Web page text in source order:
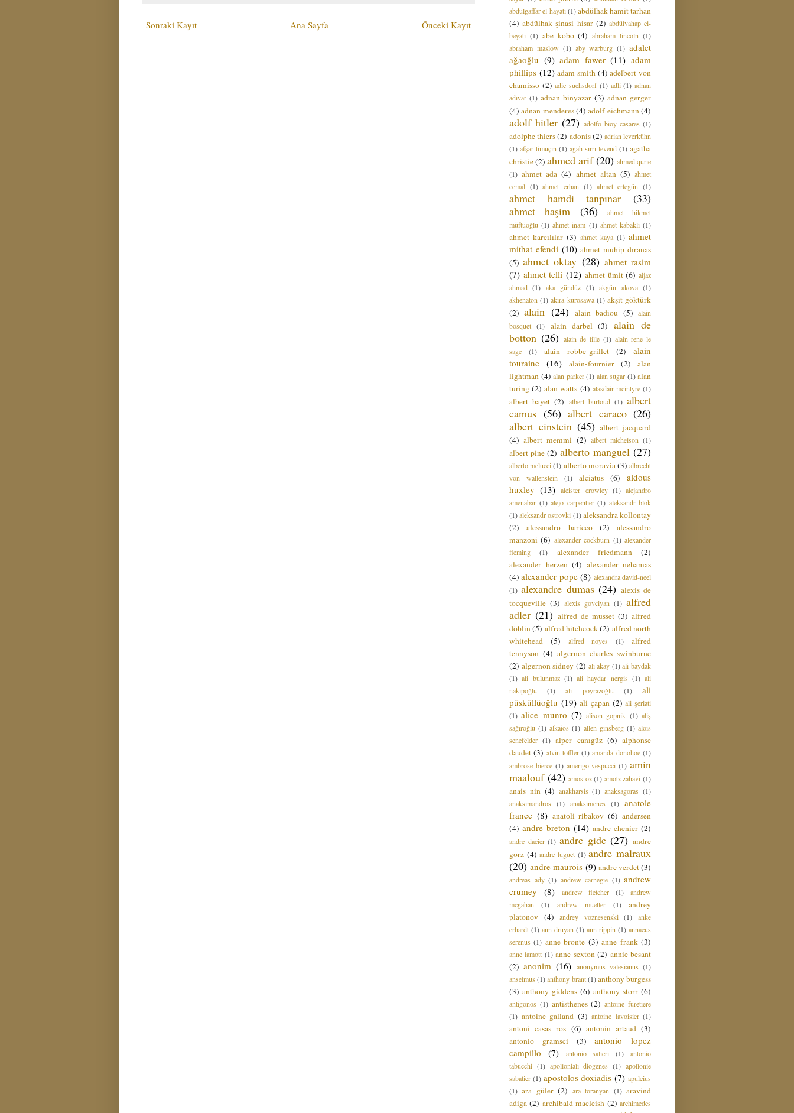
Sonraki Kayıt Önceki Kayıt
Ana Sayfa
abdülgaffar el-hayati(1)abdülhak hamit tarhan
(4) abdülhak şinasi hisar (2) abdülvahap el-
beyati (1) abe kobo (4) abraham lincoln (1)
abraham maslow (1) aby warburg (1) adalet
ağaoğlu (9) adam fawer (11) adam
phillips (12) adam smith (4) adelbert von
chamisso (2) adie suehsdorf (1) adli (1) adnan
adıvar (1) adnan binyazar (3) adnan gerger
(4) adnan menderes(4) adolf eichmann (4)
adolf hitler (27) adolfo bioy casares (1)
adolphe thiers(2) adonis(2) adrian leverkühn
(1) afşar timuçin (1) agah sırrı levend (1) agatha
christie(2) ahmed arif (20) ahmed qurie
(1) ahmet ada (4) ahmet altan (5) ahmet
cemal (1) ahmet erhan (1) ahmet ertegün (1)
ahmet hamdi tanpınar
(33)
ahmet haşim
(36)
ahmet hikmet
müftüoğlu (1) ahmet inam (1) ahmet kabaklı (1)
ahmet karcılılar (3) ahmet kaya (1) ahmet
mithat efendi (10) ahmet muhip dıranas
(5) ahmet oktay (28) ahmet rasim
(7) ahmet telli (12) ahmet ümit (6) aijaz
ahmad (1) aka gündüz (1) akgün akova (1)
akhenaton (1) akira kurosawa (1) akşit göktürk
(2) alain (24) alain badiou (5) alain
bosquet (1) alain darbel (3)
alain de
botton (26) alain de lille (1) alain rene le
sage
(1) alain robbe-grillet (2)
alain
touraine (16) alain-fournier (2)
alan
lightman (4) alan parker (1) alan sugar (1) alan
turing (2) alan watts (4) alasdair mcintyre (1)
albert bayet (2) albert burloud (1) albert
camus (56) albert caraco (26)
albert einstein (45) albert jacquard
(4) albert memmi (2) albert michelson (1)
albert pine (2) alberto manguel (27)
alberto melucci (1) alberto moravia (3) albrecht
von wallenstein
(1) alciatus (6)
aldous
huxley (13) aleister crowley (1) alejandro
amenabar (1) alejo carpentier (1) aleksandr blok
(1) aleksandr ostrovki (1) aleksandra kollontay
(2)
alessandro baricco (2)
alessandro
manzoni (6) alexander cockburn (1) alexander
fleming
(1) alexander friedmann
(2)
alexander herzen (4) alexander nehamas
(4) alexander pope (8) alexandra david-neel
(1) alexandre dumas (24) alexis de
tocqueville (3) alexis govciyan (1) alfred
adler (21) alfred de musset (3) alfred
döblin (5) alfred hitchcock(2) alfred north
whitehead
(5) alfred noyes (1)
alfred
tennyson (4) algernon charles swinburne
(2) algernon sidney (2) ali akay (1) ali baydak
(1) ali bulunmaz (1) ali haydar nergis (1) ali
nakıpoğlu
(1) ali poyrazoğlu (1)
ali
püsküllüoğlu (19) ali çapan (2) ali şeriati
(1) alice munro (7) alison gopnik (1) aliş
sağıroğlu (1) alkaios (1) allen ginsberg (1) alois
senefelder (1) alper canıgüz (6) alphonse
daudet (3) alvin toffler (1) amanda donohoe (1)
ambrose bierce (1) amerigo vespucci (1) amin
maalouf (42) amos oz (1) amotz zahavi (1)
anais nin (4) anakharsis (1) anaksagoras (1)
anaksimandros
(1) anaksimenes (1) anatole
france (8) anatoli ribakov (6) andersen
(4) andre breton (14) andre chenier (2)
andre dacier (1) andre gide (27) andre
gorz (4) andre luguet (1) andre malraux
(20) andre maurois (9) andre verdet(3)
andreas ady (1) andrew carnegie (1) andrew
crumey
(8) andrew fletcher (1)
andrew
mcgahan
(1) andrew mueller (1)
andrey
platonov (4) andrey voznesenski (1)
anke
erhardt (1) ann druyan (1) ann rippin (1) annaeus
serenus (1) anne bronte (3) anne frank (3)
anne lamott (1) anne sexton (2) annie besant
(2) anonim (16) anonymus valesianus (1)
anselmus (1) anthony brant (1) anthony burgess
(3) anthony giddens (6) anthony storr (6)
antigonos (1) antisthenes (2) antoine furetiere
(1) antoine galland (3) antoine lavoisier (1)
antoni casas ros (6) antonin artaud (3)
antonio gramsci
(3)
antonio lopez
campillo
(7) antonio salieri (1)
antonio
tabucchi (1) apollonialı diogenes (1) apollonie
sabatier (1) apostolos doxiadis (7) apuleius
(1) ara güler (2) ara toranyan (1) aravind
adiga (2) archibald macleish (2) archimedes